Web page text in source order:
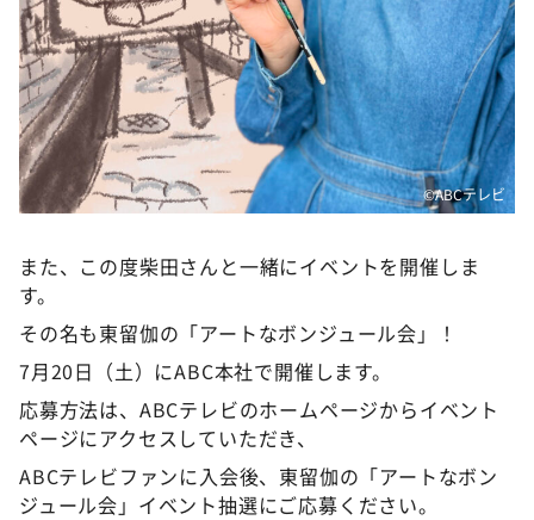
©️ABCテレビ
また、この度柴田さんと一緒にイベントを開催しま
す。
その名も東留伽の「アートなボンジュール会」！
7月20日（土）にABC本社で開催します。
応募方法は、ABCテレビのホームページからイベント
ページにアクセスしていただき、
ABCテレビファンに入会後、東留伽の「アートなボン
ジュール会」イベント抽選にご応募ください。